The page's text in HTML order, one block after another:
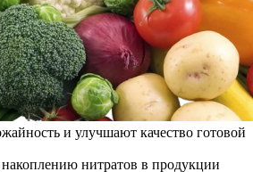
и улучшают качество готовой
нитратов в продукции